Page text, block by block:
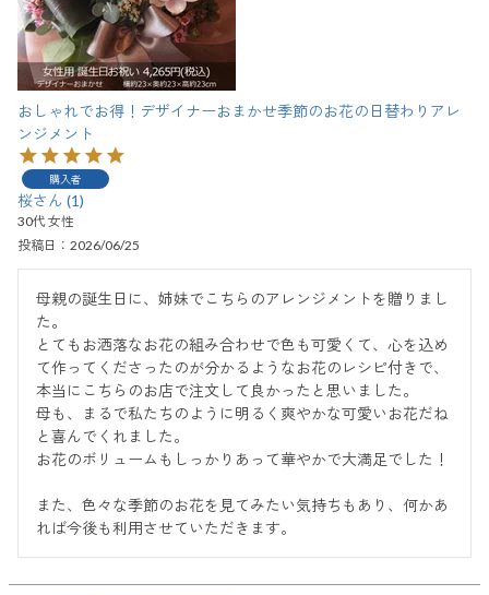
おしゃれでお得！デザイナーおまかせ季節のお花の日替わりアレ
ンジメント
購入者
桜 1
30代女性
投稿日
2026/06/25
母親の誕生日に、姉妹でこちらのアレンジメントを贈りまし
た。
とてもお洒落なお花の組み合わせで色も可愛くて、心を込め
て作ってくださったのが分かるようなお花のレシピ付きで、
本当にこちらのお店で注文して良かったと思いました。
母も、まるで私たちのように明るく爽やかな可愛いお花だね
と喜んでくれました。
お花のボリュームもしっかりあって華やかで大満足でした！
また、色々な季節のお花を見てみたい気持ちもあり、何かあ
れば今後も利用させていただきます。